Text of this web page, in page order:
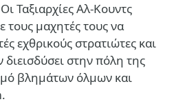
Ταξιαρχίες Αλ-Κουντς
τους μαχητές τους να
εχθρικούς στρατιώτες και
στην πόλη της
βλημάτων όλμων και